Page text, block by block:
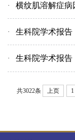
横纹肌溶解症
生科院学术报告
生科院学术报告
共3022条 上页 1